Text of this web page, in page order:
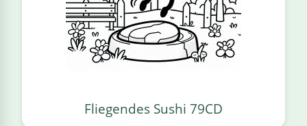
Fliegendes Sushi 79CD